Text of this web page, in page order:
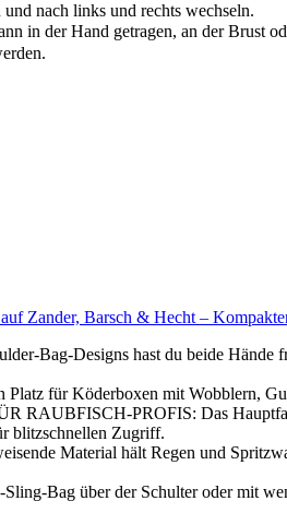
nach links und rechts wechseln.
in der Hand getragen, an der Brust
Zander, Barsch & Hecht –
Designs hast du beide Hände
für Köderboxen mit Wobblern,
PROFIS: Das
blitzschnellen Zugriff.
Material hält Regen und
Bag über der Schulter oder mit